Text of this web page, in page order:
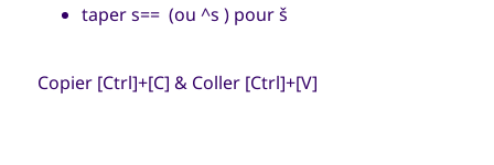
taper s== (ou ^s ) pourš
Copier [Ctrl]+[C] & Coller [Ctrl]+[V]